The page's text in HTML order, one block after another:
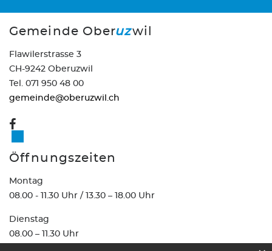
Gemeinde Oberuzwil
Flawilerstrasse 3
CH-9242 Oberuzwil
Tel. 071 950 48 00
gemeinde@oberuzwil.ch
Öffnungszeiten
Montag
08.00 - 11.30 Uhr / 13.30 – 18.00 Uhr
Dienstag
08.00 – 11.30 Uhr